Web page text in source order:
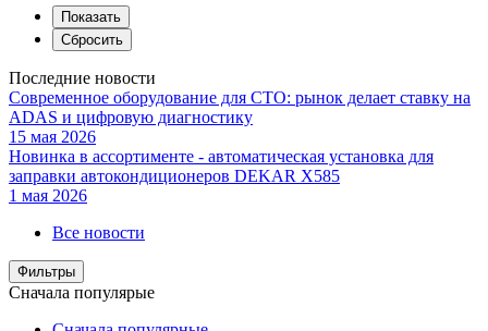
Последние новости
Современное оборудование для СТО: рынок делает ставку на
ADAS и цифровую диагностику
15 мая 2026
Новинка в ассортименте - автоматическая установка для
заправки автокондиционеров DEKAR X585
1 мая 2026
Все новости
Фильтры
Сначала популярые